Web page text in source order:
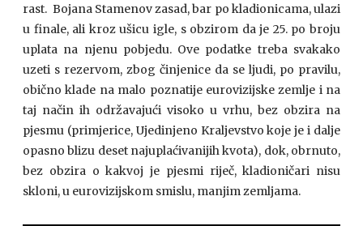
rast. Bojana Stamenov zasad, bar po kladionicama, ulazi
u finale, ali kroz ušicu igle, s obzirom da je 25. po broju
uplata na njenu pobjedu. Ove podatke treba svakako
uzeti s rezervom, zbog činjenice da se ljudi, po pravilu,
obično klade na malo poznatije eurovizijske zemlje i na
taj način ih održavajući visoko u vrhu, bez obzira na
pjesmu (primjerice, Ujedinjeno Kraljevstvo koje je i dalje
opasno blizu deset najuplaćivanijih kvota), dok, obrnuto,
bez obzira o kakvoj je pjesmi riječ, kladioničari nisu
skloni, u eurovizijskom smislu, manjim zemljama.